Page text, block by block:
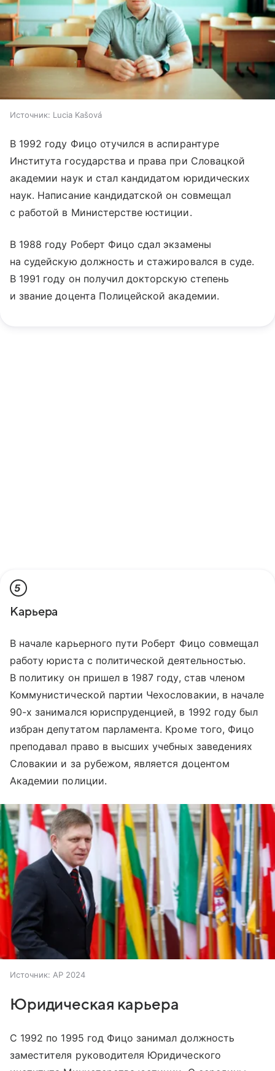
Источник: Lucia Kašová
В 1992 году Фицо отучился в аспирантуре
Института государства и права при Словацкой
академии наук и стал кандидатом юридических
наук. Написание кандидатской он совмещал
с работой в Министерстве юстиции.
В 1988 году Роберт Фицо сдал экзамены
на судейскую должность и стажировался в суде.
В 1991 году он получил докторскую степень
и звание доцента Полицейской академии.
5
Карьера
В начале карьерного пути Роберт Фицо совмещал
работу юриста с политической деятельностью.
В политику он пришел в 1987 году, став членом
Коммунистической партии Чехословакии, в начале
90-х занимался юриспруденцией, в 1992 году был
избран депутатом парламента. Кроме того, Фицо
преподавал право в высших учебных заведениях
Словакии и за рубежом, является доцентом
Академии полиции.
Источник: AP 2024
Юридическая карьера
С 1992 по 1995 год Фицо занимал должность
заместителя руководителя Юридического